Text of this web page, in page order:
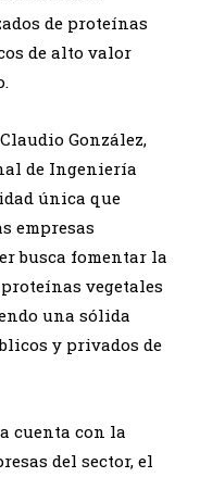
de proteínas
de alto valor
González,
de Ingeniería
única que
empresas
busca fomentar la
vegetales
una sólida
y privados de
cuenta con la
del sector, el